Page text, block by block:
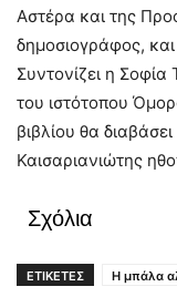
Αστέρα και της
δημοσιογράφος,
Συντονίζει η Σοφία
του ιστότοπου
βιβλίου θα
Καισαριανιώτης
Σχόλια
ΕΤΙΚΕΤΕΣ Η μπάλα